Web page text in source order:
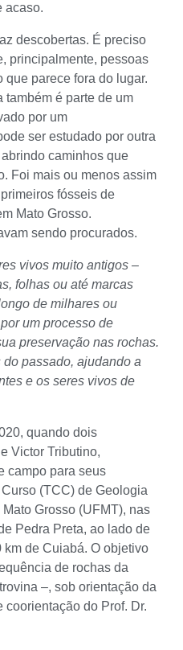
acaso.
descobertas. É preciso
principalmente, pessoas
parece fora do lugar.
também é parte de um
por um
ser estudado por outra
caminhos que
Foi mais ou menos assim
fósseis de
Mato Grosso.
sendo procurados.
vivos muito antigos –
folhas ou até marcas
de milhares ou
um processo de
preservação nas rochas.
passado, ajudando a
e os seres vivos de
quando dois
Victor Tributino,
campo para seus
(TCC) de Geologia
Grosso (UFMT), nas
Pedra Preta, ao lado de
de Cuiabá. O objetivo
de rochas da
–, sob orientação da
coorientação do Prof. Dr.